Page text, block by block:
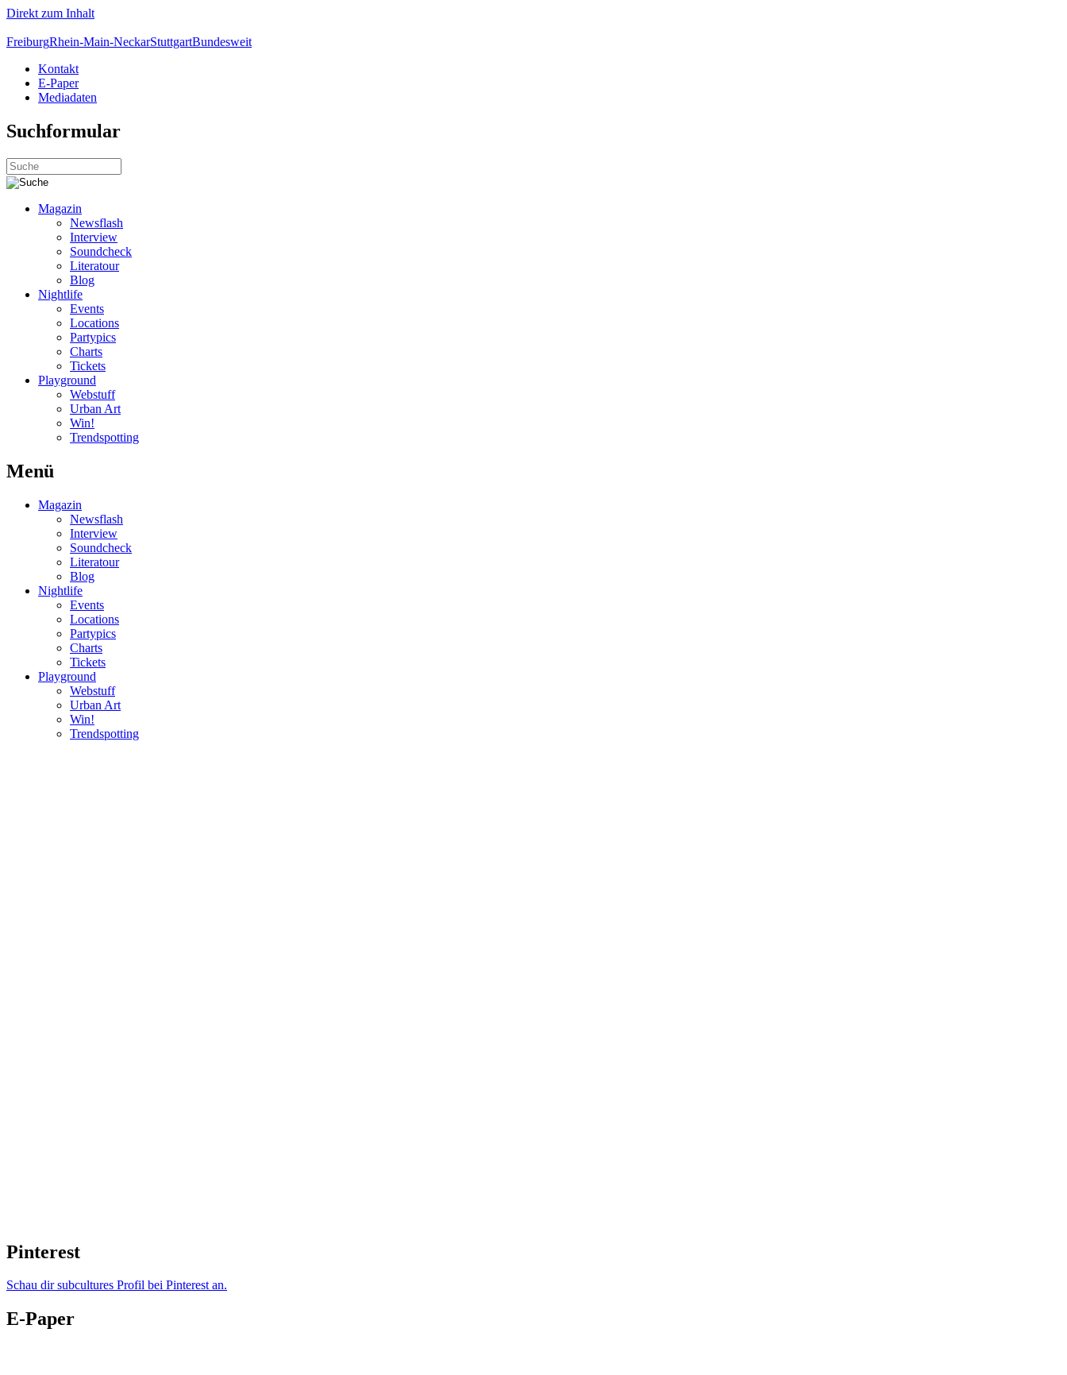
Direkt zum Inhalt
FreiburgRhein-Main-NeckarStuttgartBundesweit
Kontakt
E-Paper
Mediadaten
Suchformular
Magazin
Newsflash
Interview
Soundcheck
Literatour
Blog
Nightlife
Events
Locations
Partypics
Charts
Tickets
Playground
Webstuff
Urban Art
Win!
Trendspotting
Menü
Magazin
Newsflash
Interview
Soundcheck
Literatour
Blog
Nightlife
Events
Locations
Partypics
Charts
Tickets
Playground
Webstuff
Urban Art
Win!
Trendspotting
Pinterest
Schau dir subcultures Profil bei Pinterest an.
E-Paper